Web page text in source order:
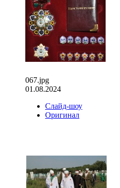
067.jpg
01.08.2024
Слайд-шоу
Оригинал